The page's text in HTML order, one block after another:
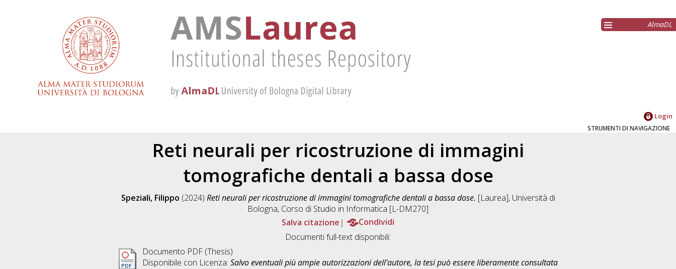
AlmaDL
Login
STRUMENTI DI NAVIGAZIONE
Reti neurali per ricostruzione di immagini
tomografiche dentali a bassa dose
Speziali, Filippo (2024) Reti neurali per ricostruzione di immagini tomografiche dentali a bassa dose. [Laurea], Università di
Bologna, Corso di Studio in Informatica [L-DM270]
Salva citazione
Condividi
Documenti full-text disponibili:
Documento PDF (Thesis)
Disponibile con Licenza: Salvo eventuali più ampie autorizzazioni dell'autore, la tesi può essere liberamente consultata